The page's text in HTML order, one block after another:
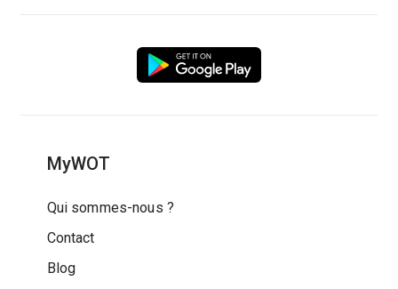
MyWOT
Qui sommes-nous ?
Contact
Blog